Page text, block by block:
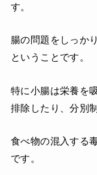
す。
腸の問題をしっか
ということです。
特に小腸は栄養を
排除したり、分別
食べ物の混入する
です。